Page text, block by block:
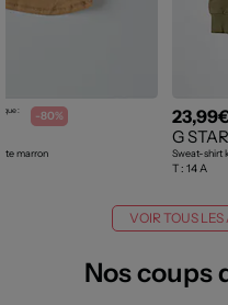
: -80%
marron
G STAR
Sweat-shirt
T : 14 A
VOIR TOUS
Nos coups